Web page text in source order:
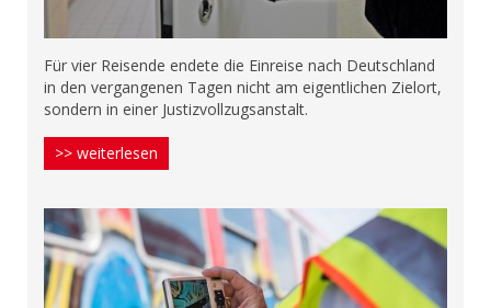
Für vier Reisende endete die Einreise nach Deutschland
in den vergangenen Tagen nicht am eigentlichen Zielort,
sondern in einer Justizvollzugsanstalt.
>> weiterlesen